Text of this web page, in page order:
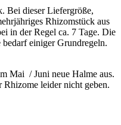
Bei dieser Liefergröße,
Rhizomstück aus
in der Regel ca. 7 Tage. Die
einiger Grundregeln.
Mai / Juni neue Halme aus.
leider nicht geben.